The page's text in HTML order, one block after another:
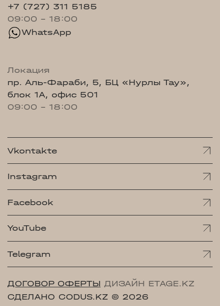
+7 (727) 311 5185
09:00 - 18:00
WhatsApp
Локация
пр. Аль-Фараби, 5, БЦ «Нурлы Тау»,
блок 1А, офис 501
09:00 - 18:00
Vkontakte
Instagram
Facebook
YouTube
Telegram
ДОГОВОР ОФЕРТЫ ДИЗАЙН ETAGE.KZ
СДЕЛАНО CODUS.KZ © 2026